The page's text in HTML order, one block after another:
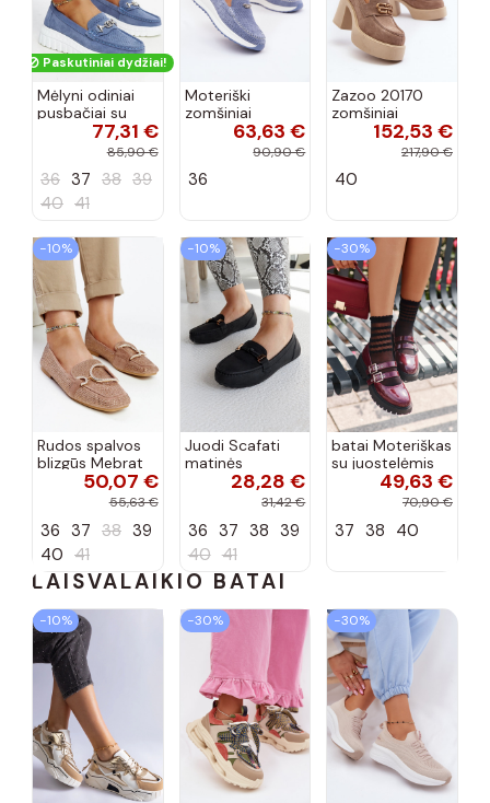
Paskutiniai dydžiai!
Mėlyni odiniai
pusbačiai su
dekoratyvine
sagtimi Taija
77,31 €
85,90 €
36 37 38 39
40 41
Moteriški
zomšiniai
mokasinai
Demela mėlynos
63,63 €
90,90 €
36
Zazoo 20170
zomšiniai
bateliai su
kulniukais smėlio
152,53 €
217,90 €
40
−10%
Rudos spalvos
blizgūs Mebrat
bateliai50,07 €
55,63 €
36 37 38 39
40 41
−10%
Juodi Scafati
matinės
apdailos bateliai
28,28 €
31,42 €
36 37 38 39
40 41
−30%
batai Moteriškas
su juostelėmis
su lako efektu
bordo spalvos
49,63 €
70,90 €
37 38 40
LAISVALAIKIO BATAI
−10% −30% −30%